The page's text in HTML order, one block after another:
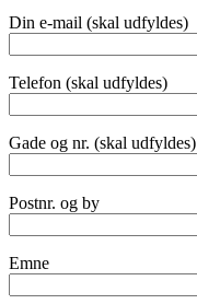
Din e-mail (skal udfyldes)
Telefon (skal udfyldes)
Gade og nr. (skal udfyldes)
Postnr. og by
Emne